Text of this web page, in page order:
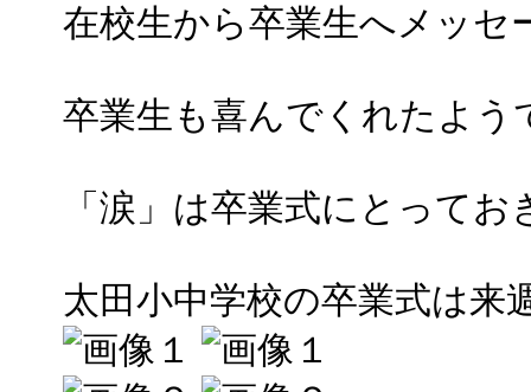
在校生から卒業生へメッセ
卒業生も喜んでくれたよう
「涙」は卒業式にとって
太田小中学校の卒業式は来